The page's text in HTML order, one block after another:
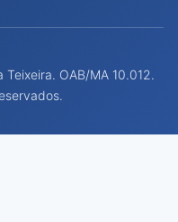
OAB/MA 10.012.